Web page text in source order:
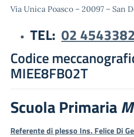
Via Unica Poasco – 20097 – San
TEL: 02
Codice
MIEE8FB02T
Scuola Primaria
Referente di plesso Ins. Felice Di